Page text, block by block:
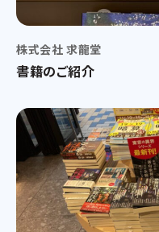
株式会社 求龍堂
書籍のご紹介